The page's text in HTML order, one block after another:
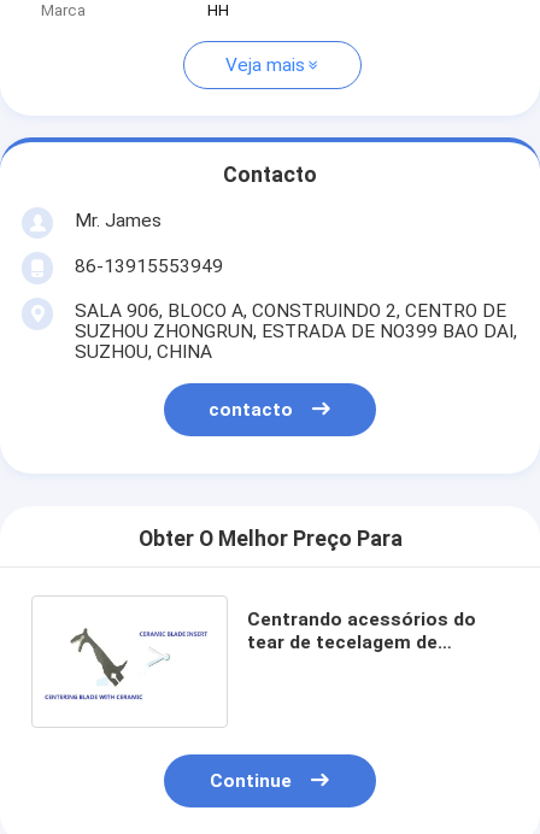
Marca
HH
Veja mais
Contacto
Mr. James
86-13915553949
SALA 906, BLOCO A, CONSTRUINDO 2, CENTRO DE
SUZHOU ZHONGRUN, ESTRADA DE NO399 BAO DAI,
SUZHOU, CHINA
contacto
Obter O Melhor Preço Para
Centrando acessórios do
tear de tecelagem de
Continue